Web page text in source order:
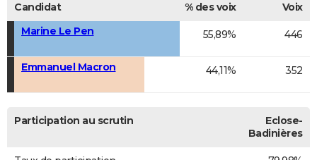
Candidat % des voix
Voix
Marine Le Pen
55,89% 446
Emmanuel Macron 44,11% 352
Participation au scrutin
Eclose-
Badinières